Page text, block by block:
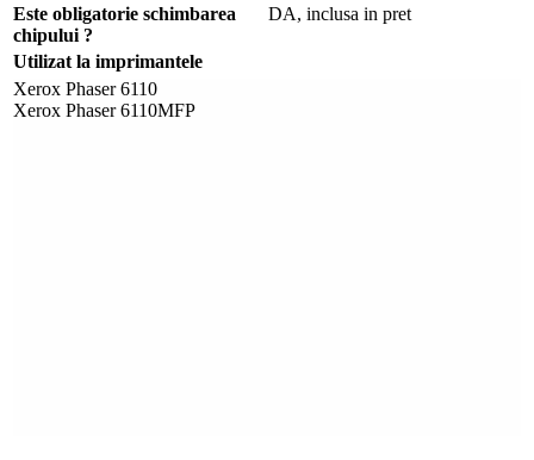
Este obligatorie schimbarea
chipului ?
DA, inclusa in pret
Utilizat la imprimantele
Xerox Phaser 6110
Xerox Phaser 6110MFP